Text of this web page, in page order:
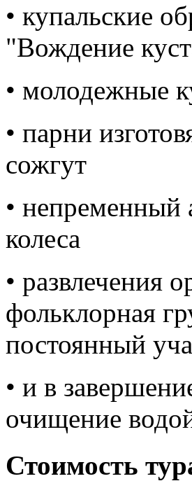
• купальские
"Вождение
• молодежные
• парни
сожгут
• непременный
колеса
• развлечения
фольклорная
постоянный
• и в
очищение
Стоимость